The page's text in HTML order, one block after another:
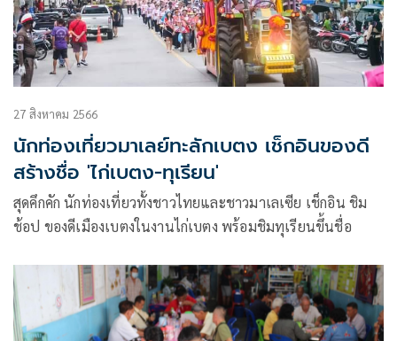
27 สิงหาคม 2566
นักท่องเที่ยวมาเลย์ทะลักเบตง เช็กอินของดี
สร้างชื่อ 'ไก่เบตง-ทุเรียน'
สุดคึกคัก นักท่องเที่ยวทั้งชาวไทยและชาวมาเลเซีย เช็กอิน ชิม
ช้อป ของดีเมืองเบตงในงานไก่เบตง พร้อมชิมทุเรียนขึ้นชื่อ